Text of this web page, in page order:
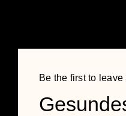
Be the first to leave